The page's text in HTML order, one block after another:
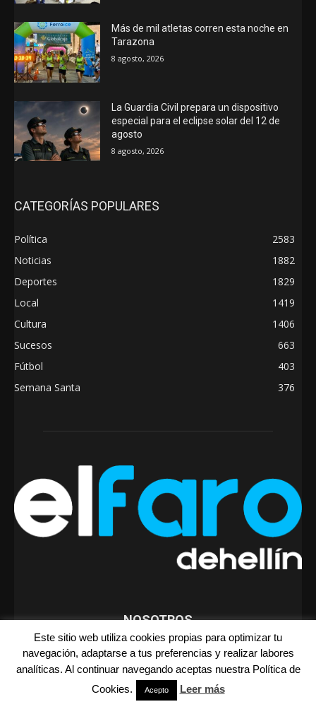
Más de mil atletas corren esta noche en
Tarazona
8 agosto, 2026
La Guardia Civil prepara un dispositivo
especial para el eclipse solar del 12 de
agosto
8 agosto, 2026
CATEGORÍAS POPULARES
Política
2583
Noticias
1882
Deportes
1829
Local
1419
Cultura
1406
Sucesos
663
Fútbol
403
Semana Santa
376
NOSOTROS
Periódico con noticias de última hora, multimedia, álbumes,
ocio, sociedad, servicios, opinión, actualidad local, economía,
política, deportes…
Este sitio web utiliza cookies propias para optimizar tu
navegación, adaptarse a tus preferencias y realizar labores
analíticas. Al continuar navegando aceptas nuestra Política de
Cookies.
Acepto Leer más